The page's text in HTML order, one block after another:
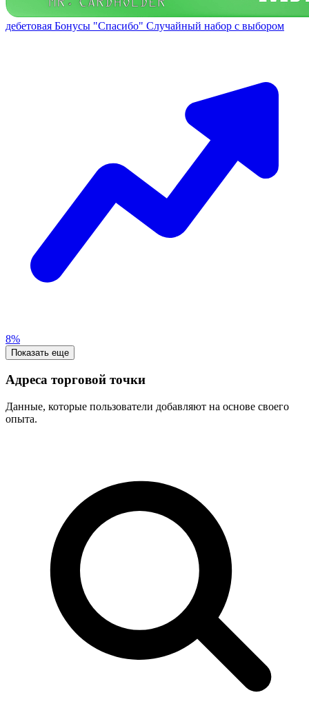
дебетовая Бонусы "Спасибо" Случайный набор с выбором
8%
Показать еще
Адреса торговой точки
Данные, которые пользователи добавляют на основе своего
опыта.